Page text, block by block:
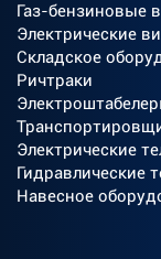
Газ-бензиновые
Электрические
Складское
Ричтраки
Электрические
Гидравлические
Навесное